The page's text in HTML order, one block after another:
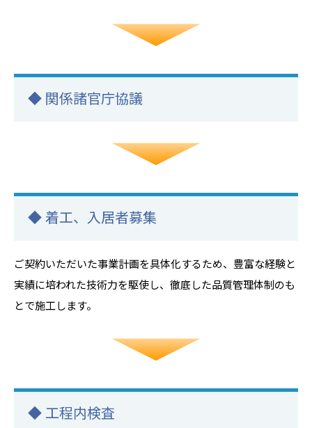
◆ 関係諸官庁協議
◆ 着工、入居者募集
ご契約いただいた事業計画を具体化するため、豊富な経験と
実績に培われた技術力を駆使し、徹底した品質管理体制のも
とで施工します。
◆ 工程内検査